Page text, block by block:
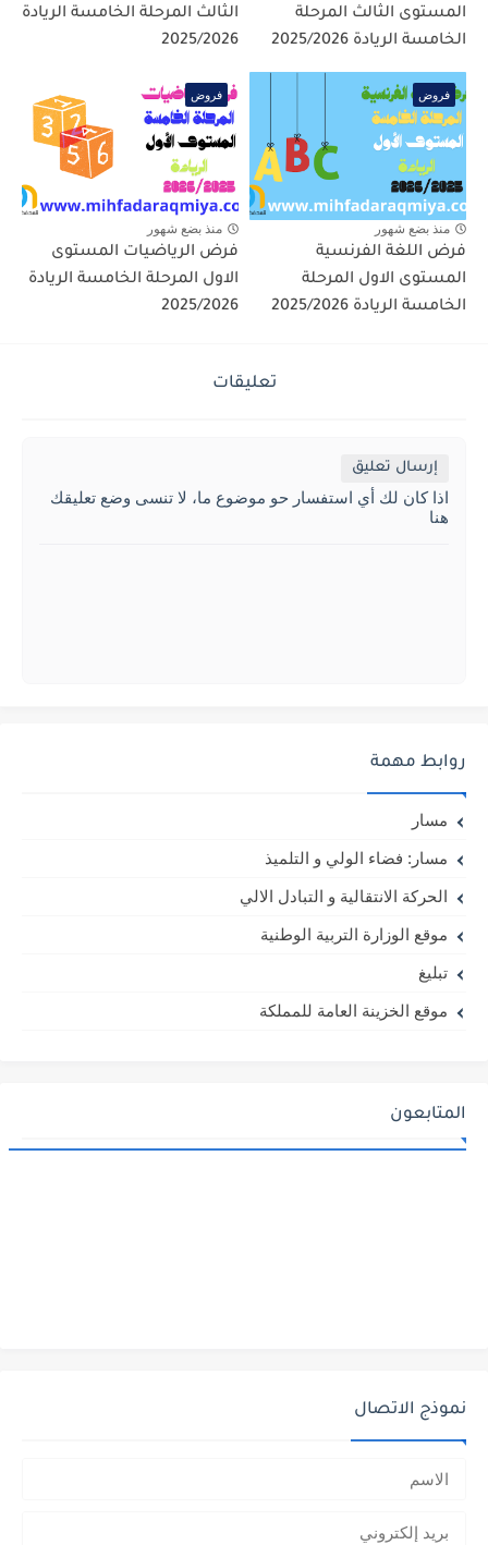
المستوى الثالث المرحلة
الخامسة الريادة 2025/2026
الثالث المرحلة الخامسة الريادة
2025/2026
فروض
منذ بضع شهور
فرض اللغة الفرنسية
المستوى الاول المرحلة
الخامسة الريادة 2025/2026
فروض
منذ بضع شهور
فرض الرياضيات المستوى
الاول المرحلة الخامسة الريادة
2025/2026
تعليقات
إرسال تعليق
اذا كان لك أي استفسار حو موضوع ما، لا تنسى وضع تعليقك
هنا
روابط مهمة
مسار
مسار: فضاء الولي و التلميذ
الحركة الانتقالية و التبادل الالي
موقع الوزارة التربية الوطنية
تبليغ
موقع الخزينة العامة للمملكة
المتابعون
نموذج الاتصال